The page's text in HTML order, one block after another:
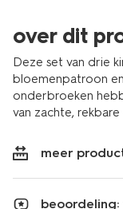
over dit
Deze set van drie
bloemenpatroon
onderbroeken
van zachte,
meer
beoordeling: